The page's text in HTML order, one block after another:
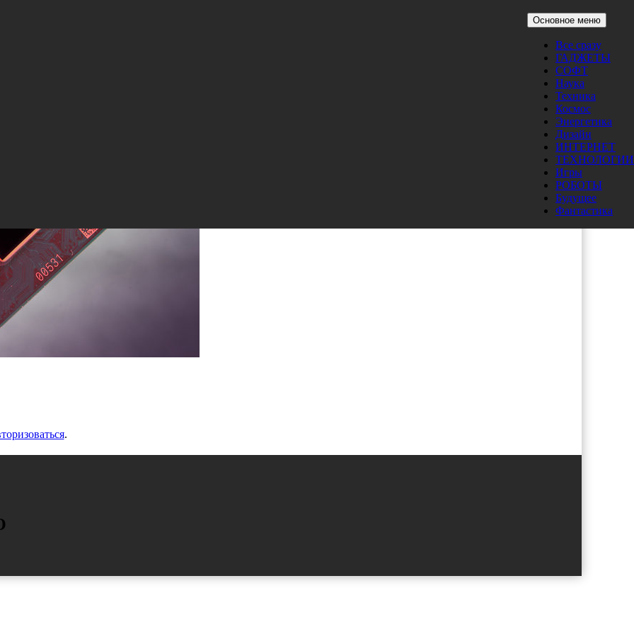
Основное меню
Все сразу
ГАДЖЕТЫ
СОФТ
Наука
Техника
Космос
Энергетика
Дизайн
ИНТЕРНЕТ
ТЕХНОЛОГИИ
Игры
РОБОТЫ
Будущее
Фантастика
.